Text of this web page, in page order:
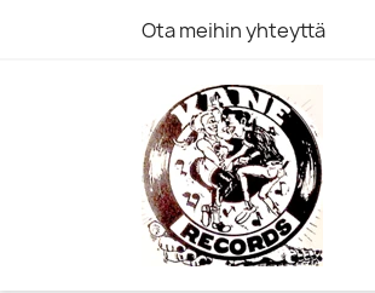
Ota meihin yhteyttä